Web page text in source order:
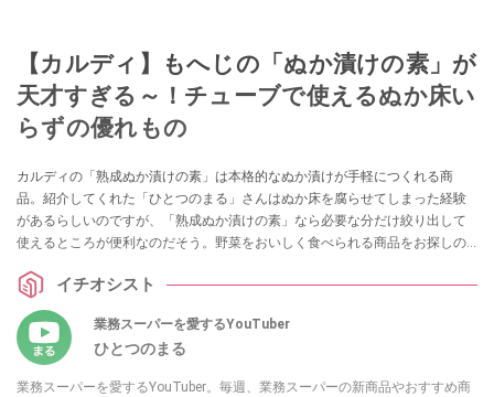
【カルディ】もへじの「ぬか漬けの素」が
天才すぎる～！チューブで使えるぬか床い
らずの優れもの
カルディの「熟成ぬか漬けの素」は本格的なぬか漬けが手軽につくれる商
品。紹介してくれた「ひとつのまる」さんはぬか床を腐らせてしまった経験
があるらしいのですが、「熟成ぬか漬けの素」なら必要な分だけ絞り出して
使えるところが便利なのだそう。野菜をおいしく食べられる商品をお探しの
イチオシスト
業務スーパーを愛するYouTuber
ひとつのまる
業務スーパーを愛するYouTuber。毎週、業務スーパーの新商品やおすすめ商